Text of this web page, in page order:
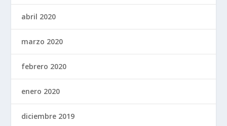
abril 2020
marzo 2020
febrero 2020
enero 2020
diciembre 2019